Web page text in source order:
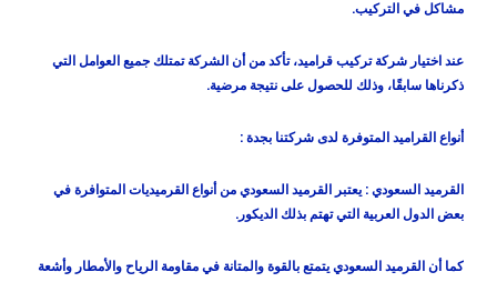
مشاكل في التركيب.
عند اختيار شركة تركيب قراميد، تأكد من أن الشركة تمتلك جميع العوامل التي
ذكرناها سابقًا، وذلك للحصول على نتيجة مرضية.
أنواع القراميد المتوفرة لدى شركتنا بجدة :
القرميد السعودي : يعتبر القرميد السعودي من أنواع القرميديات المتوافرة في
بعض الدول العربية التي تهتم بذلك الديكور.
كما أن القرميد السعودي يتمتع بالقوة والمتانة في مقاومة الرياح والأمطار وأشعة